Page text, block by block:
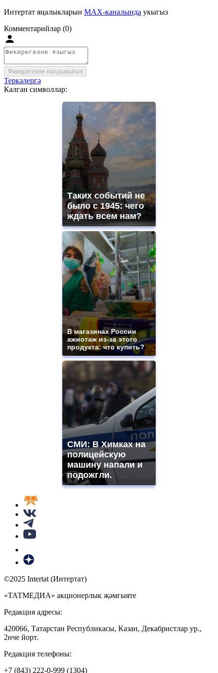
Интертат яңалыкларын MAX-каналында укыгыз
Комментарийлар (0)
Фикерегезне калдырыгыз
Теркәлергә
Калган символлар:
Таких событий не
было с 1945: чего
ждать всем нам?
В магазинах России
ажиотаж из-за этого
продукта: что купить?
СМИ: В Химках на
полицейскую
машину напали и
подожгли.
©2025 Intertat (Интертат)
«ТАТМЕДИА» акционерлык җәмгыяте
Редакция адресы:
420066, Татарстан Республикасы, Казан, Декабристлар ур.,
2нче йорт.
Редакция телефоны:
+7 (843) 222-0-999 (1304)